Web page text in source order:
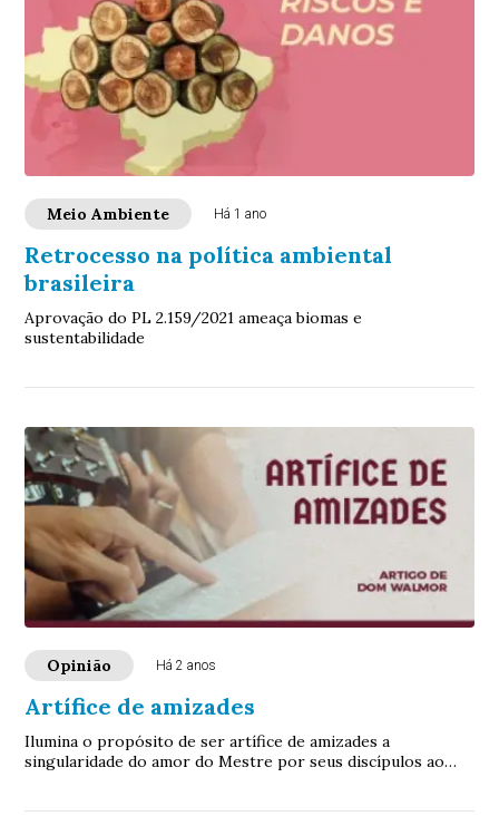
Meio Ambiente Há 1 ano
Retrocesso na política ambiental
brasileira
Aprovação do PL 2.159/2021 ameaça biomas e
sustentabilidade
Opinião Há 2 anos
Artífice de amizades
Ilumina o propósito de ser artífice de amizades a
singularidade do amor do Mestre por seus discípulos ao